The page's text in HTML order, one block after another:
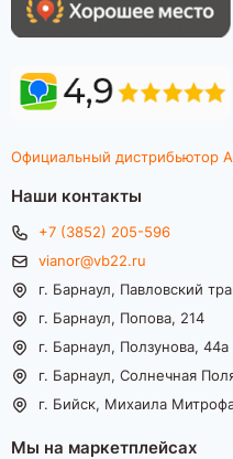
Официальный дистрибьютор
Наши контакты
+7 (3852) 205-596
vianor@vb22.ru
г. Барнаул, Павловский
г. Барнаул, Попова, 214
г. Барнаул, Ползунова, 44а
г. Барнаул, Солнечная
г. Бийск, Михаила
Мы на маркетплейсах